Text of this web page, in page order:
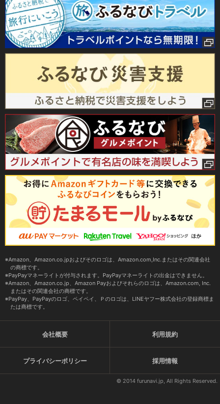
Amazon、Amazon.co.jpおよびそのロゴは、Amazon.com,Inc.またはその関連会社
の商標です。
PayPayマネーライトが付与されます。PayPayマネーライトの出金はできません。
Amazon、Amazon.co.jp、Amazon Payおよびそれらのロゴは、Amazon.com, Inc.
またはその関連会社の商標です。
PayPay、PayPayのロゴ、ペイペイ、Ｐのロゴは、LINEヤフー株式会社の登録商標ま
たは商標です。
会社概要 利用規約
プライバシーポリシー 採用情報
© 2014 furunavi.jp, All Rights Reserved.